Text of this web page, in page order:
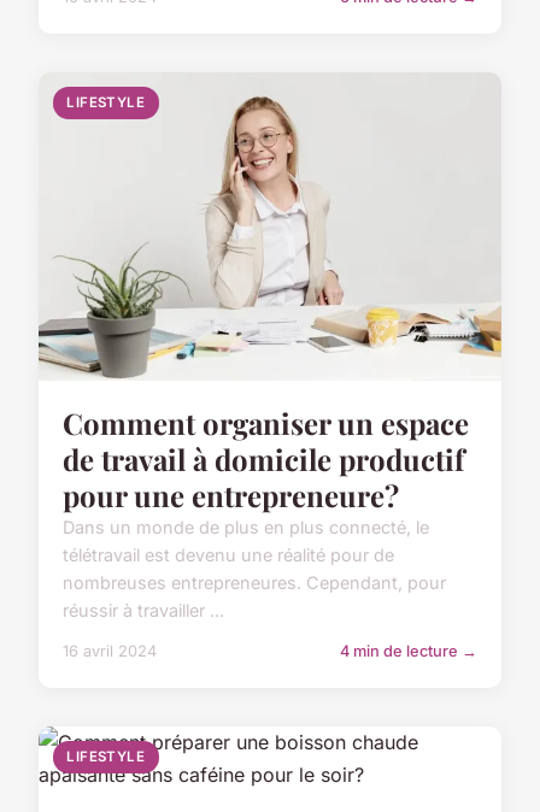
LIFESTYLE
Comment organiser un espace
de travail à domicile productif
pour une entrepreneure?
Dans un monde de plus en plus connecté, le
télétravail est devenu une réalité pour de
nombreuses entrepreneures. Cependant, pour
réussir à travailler ...
16 avril 2024 4 min de lecture →
LIFESTYLE